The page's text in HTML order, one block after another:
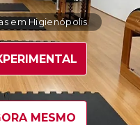
em Higienópolis
MESMO